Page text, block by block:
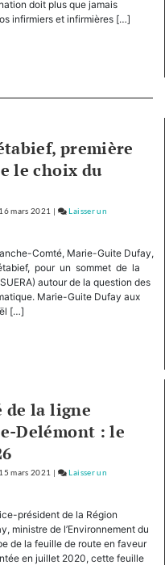
doit plus que jamais
infirmiers et infirmières […]
première
le choix du
16 mars 2021 |
Laisser un
Comté, Marie-Guite Dufay,
pour un sommet de la
autour de la question des
Marie-Guite Dufay aux
[…]
la ligne
Delémont : le
15 mars 2021 |
Laisser un
président de la Région
ministre de l’Environnement du
de la feuille de route en faveur
en juillet 2020, cette feuille